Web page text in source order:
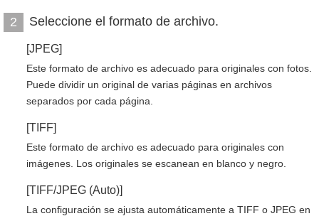
2 Seleccione el formato de archivo.
[JPEG]
Este formato de archivo es adecuado para originales con fotos.
Puede dividir un original de varias páginas en archivos
separados por cada página.
[TIFF]
Este formato de archivo es adecuado para originales con
imágenes. Los originales se escanean en blanco y negro.
[TIFF/JPEG (Auto)]
La configuración se ajusta automáticamente a TIFF o JPEG en